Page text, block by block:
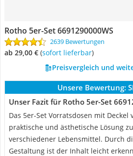
Rotho 5er-Set 6691290000WS
2639 Bewertungen
ab 29,00 € ( Sofort lieferbar)
Preisvergleich und
Unsere Bewertung:
Unser Fazit für Rotho 5er-Set
Das 5er-Set Vorratsdosen mit Deckel
praktische und ästhetische Lösung
verschiedener Lebensmittel. Durch
Gestaltung ist der Inhalt leicht